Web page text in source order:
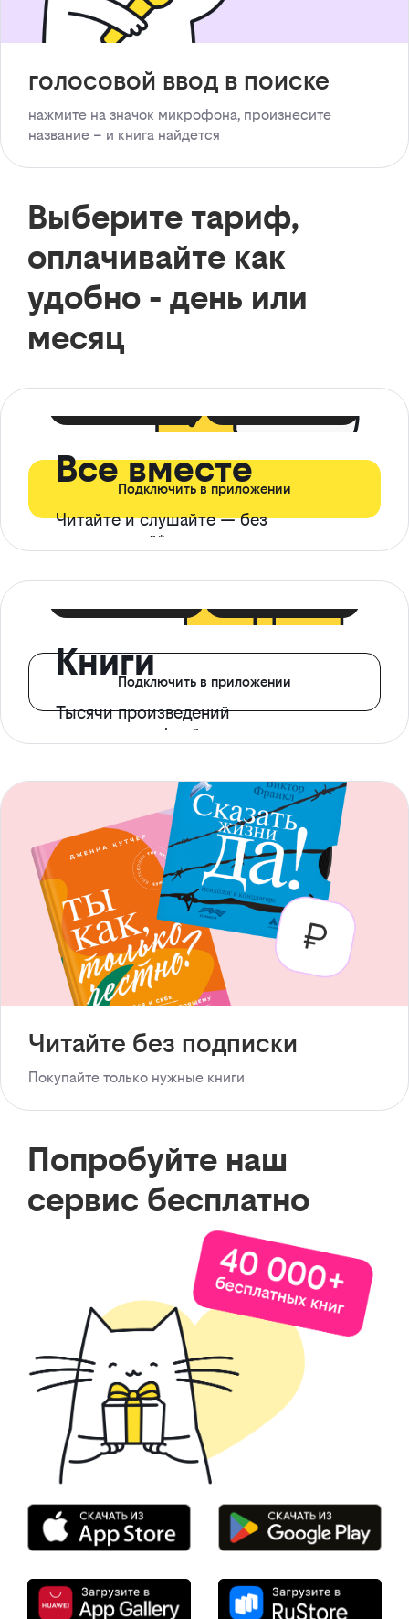
голосовой ввод в поиске
нажмите на значок микрофона, произнесите
название – и книга найдется
Выберите тариф,
оплачивайте как
удобно - день или
месяц
Все вместе
Читайте и слушайте — без
ограничений*
Подключить в приложении
Книги
Тысячи произведений
с доступом офлайн
Подключить в приложении
Читайте без подписки
Покупайте только нужные книги
Попробуйте наш
сервис бесплатно